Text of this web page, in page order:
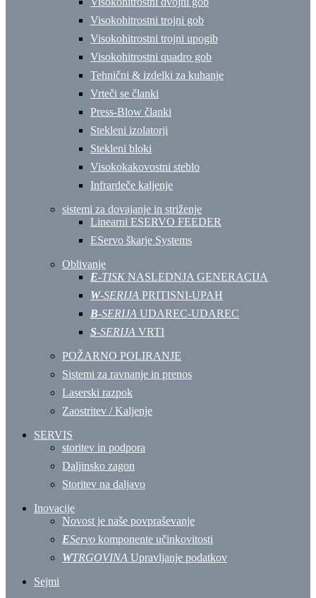
Visokohitrostni trojni gob
Visokohitrostni trojni upogib
Visokohitrostni quadro gob
Tehnični & izdelki za kuhanje
Vrteči se članki
Press-Blow članki
Stekleni izolatorji
Stekleni bloki
Visokokakovostni steblo
Infrardeče kaljenje
sistemi za dovajanje in striženje
Linearni ESERVO FEEDER
EServo škarje Systems
Oblivanje
E-TISK NASLEDNJA GENERACIJA
W-SERIJA PRITISNI-UPAH
B-SERIJA UDAREC-UDAREC
S-SERIJA VRTI
POŽARNO POLIRANJE
Sistemi za ravnanje in prenos
Laserski razpok
Zaostritev / Kaljenje
SERVIS
storitev in podpora
Daljinsko zagon
Storitev na daljavo
Inovacije
Novost je naše povpraševanje
EServo komponente učinkovitosti
WTRGOVINA Upravljanje podatkov
Sejmi